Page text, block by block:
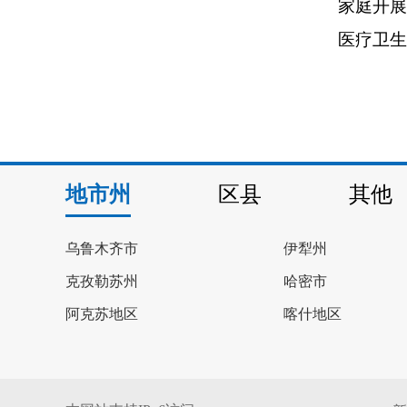
家庭开
医疗卫
地市州 区县 其他
乌鲁木齐市 伊犁州
克孜勒苏州 哈密市
阿克苏地区 喀什地区